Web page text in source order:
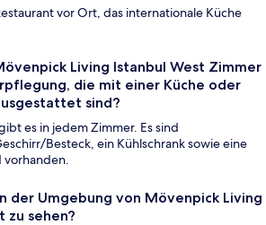
vor Ort, das internationale Küche
Living Istanbul West Zimmer
die mit einer Küche oder
sind?
es in jedem Zimmer. Es sind
Besteck, ein Kühlschrank sowie eine
vorhanden.
der Umgebung von Mövenpick Living
zu sehen?